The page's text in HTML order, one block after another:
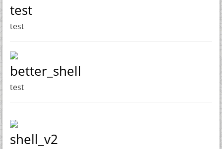
test
test
better_shell
test
shell_v2